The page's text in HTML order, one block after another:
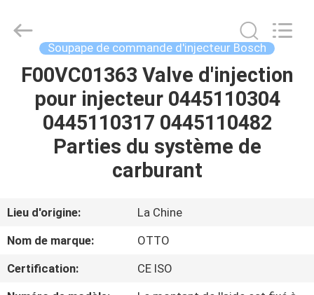
MAISON
À
PROPOS
DE
OTTO
AUTO
Soupape de commande d'injecteur Bosch
F00VC01363 Valve d'injection
pour injecteur 0445110304
0445110317 0445110482
Parties du système de
carburant
Lieu d'origine:
La Chine
Nom de marque:
OTTO
Certification:
CE ISO